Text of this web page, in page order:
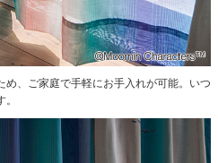
め、ご家庭で手軽にお手入れが可能。いつ